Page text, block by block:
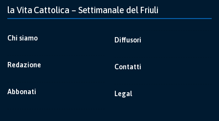
la Vita Cattolica – Settimanale del Friuli
Chi siamo
Redazione
Abbonati
Diffusori
Contatti
Legal